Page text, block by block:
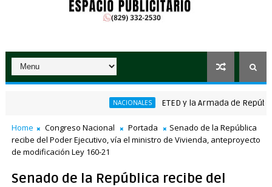
NACIONALES ETED y la Armada de República
ganador de RD$37 millones con el Loto
Home Congreso Nacional Portada
Senado de la República
recibe del Poder Ejecutivo, vía el ministro de Vivienda, anteproyecto
de modificación Ley 160-21
Senado de la República recibe del